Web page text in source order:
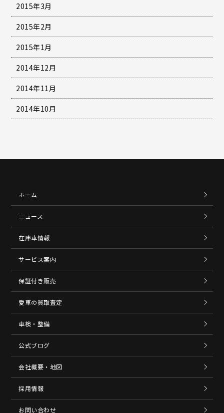
2015年3月
2015年2月
2015年1月
2014年12月
2014年11月
2014年10月
ホーム
ニュース
在庫車情報
サービス案内
保証付き販売
愛車の買取査定
車検・整備
公式ブログ
会社概要・地図
採用情報
お問い合わせ